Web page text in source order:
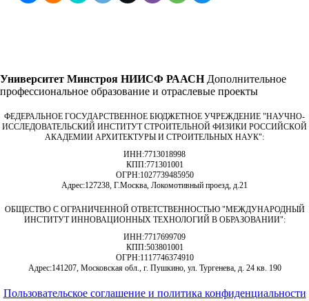
Университет Минстроя НИИСФ РААСН Дополнительное
профессиональное образование и отраслевые проекты
ФЕДЕРАЛЬНОЕ ГОСУДАРСТВЕННОЕ БЮДЖЕТНОЕ УЧРЕЖДЕНИЕ "НАУЧНО-
ИССЛЕДОВАТЕЛЬСКИЙ ИНСТИТУТ СТРОИТЕЛЬНОЙ ФИЗИКИ РОССИЙСКОЙ
АКАДЕМИИ АРХИТЕКТУРЫ И СТРОИТЕЛЬНЫХ НАУК":
ИНН:7713018998
КПП:771301001
ОГРН:1027739485950
Адрес:127238, Г.Москва, Локомотивный проезд, д.21
ОБЩЕСТВО С ОГРАНИЧЕННОЙ ОТВЕТСТВЕННОСТЬЮ "МЕЖДУНАРОДНЫЙ
ИНСТИТУТ ИННОВАЦИОННЫХ ТЕХНОЛОГИЙ В ОБРАЗОВАНИИ":
ИНН:7717699709
КПП:503801001
ОГРН:1117746374910
Адрес:141207, Московская обл., г. Пушкино, ул. Тургенева, д. 24 кв. 190
Пользовательское соглашение и политика конфиденциальности